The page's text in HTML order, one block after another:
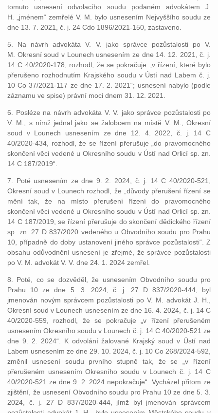
tomuto usnesení odvolacího soudu podaném advokátem J.
H. „jménem“ zemřelé V. M. bylo usnesením Nejvyššího soudu ze
dne 13. 7. 2021, č. j. 24 Cdo 1896/2021-150, zastaveno.
5. Na návrh advokáta V. V. jako správce pozůstalosti po V.
M. Okresní soud v Lounech usnesením ze dne 14. 12. 2021, č. j.
14 C 40/2020-178, rozhodl, že se pokračuje „v řízení, které bylo
přerušeno rozhodnutím Krajského soudu v Ústí nad Labem č. j.
10 Co 37/2021-117 ze dne 17. 2. 2021“; usnesení nabylo (podle
záznamu ve spise) právní moci dnem 31. 12. 2021.
6. Posléze na návrh advokáta V. V. jako správce pozůstalosti po
V. M., s nímž jednal jako se žalobcem na místě V. M., Okresní
soud v Lounech usnesením ze dne 12. 4. 2022, č. j. 14 C
40/2020-434, rozhodl, že se řízení přerušuje „do pravomocného
skončení věci vedené u Okresního soudu v Ústí nad Orlicí sp. zn.
14 C 187/2019“.
7. Poté usnesením ze dne 9. 2. 2024, č. j. 14 C 40/2020-521,
Okresní soud v Lounech rozhodl, že „důvody přerušení řízení se
mění tak, že na místo přerušení řízení do pravomocného
skončení věci vedené u Okresního soudu v Ústí nad Orlicí sp. zn.
14 C 187/2019, se řízení přerušuje do skončení dědického řízení
sp. zn. 27 D 837/2020 vedeného u Obvodního soudu pro Prahu
10, případně do doby ustanovení jiného správce pozůstalosti“. Z
obsahu odůvodnění usnesení je zřejmé, že správce pozůstalosti
po V. M. advokát V. V. dne 24. 1. 2024 zemřel.
8. Poté, co se dozvěděl, že usnesením Obvodního soudu pro
Prahu 10 ze dne 5. 3. 2024, č. j. 27 D 837/2020-444, byl
jmenován novým správcem pozůstalosti po V. M. advokát J. H.,
Okresní soud v Lounech usnesením ze dne 16. 4. 2024, č. j. 14 C
40/2020-559, rozhodl, že se pokračuje „v řízení přerušeném
usnesením Okresního soudu v Lounech č. j. 14 C 40/2020-521 ze
dne 9. 2. 2024“. K odvolání žalované Krajský soud v Ústí nad
Labem usnesením ze dne 29. 10. 2024, č. j. 10 Co 268/2024-592,
změnil usnesení soudu prvního stupně tak, že se „v řízení
přerušeném usnesením Okresního soudu v Lounech č. j. 14 C
40/2020-521 ze dne 9. 2. 2024 nepokračuje“. Vycházel přitom ze
zjištění, že usnesení Obvodního soudu pro Prahu 10 ze dne 5. 3.
2024, č. j. 27 D 837/2020-444, jímž byl jmenován správcem